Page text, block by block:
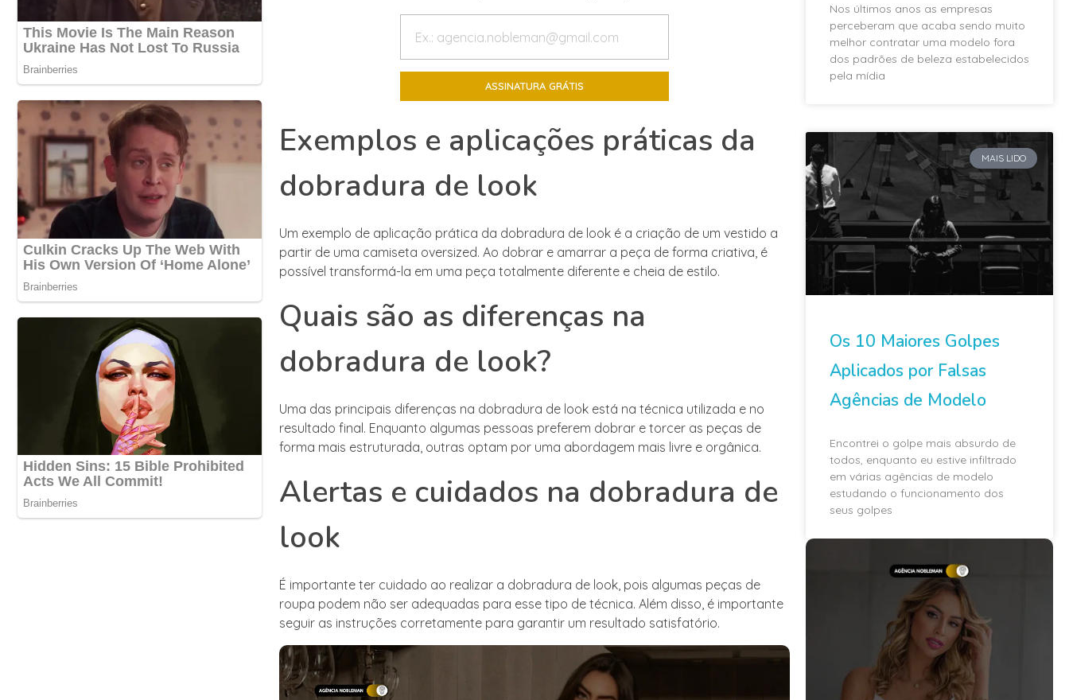
Exemplos e aplicações práticas da
dobradura de look
Um exemplo de aplicação prática da dobradura de look é a criação de um vestido a
partir de uma camiseta oversized. Ao dobrar e amarrar a peça de forma criativa, é
possível transformá-la em uma peça totalmente diferente e cheia de estilo.
Quais são as diferenças na
dobradura de look?
Uma das principais diferenças na dobradura de look está na técnica utilizada e no
resultado final. Enquanto algumas pessoas preferem dobrar e torcer as peças de
forma mais estruturada, outras optam por uma abordagem mais livre e orgânica.
Alertas e cuidados na dobradura de
look
É importante ter cuidado ao realizar a dobradura de look, pois algumas peças de
roupa podem não ser adequadas para esse tipo de técnica. Além disso, é importante
seguir as instruções corretamente para garantir um resultado satisfatório.
Nos últimos anos as empresas
perceberam que acaba sendo muito
melhor contratar uma modelo fora
dos padrões de beleza estabelecidos
pela mídia
MAIS LIDO
Os 10 Maiores Golpes
Aplicados por Falsas
Agências de Modelo
Encontrei o golpe mais absurdo de
todos, enquanto eu estive infiltrado
em várias agências de modelo
estudando o funcionamento dos
seus golpes